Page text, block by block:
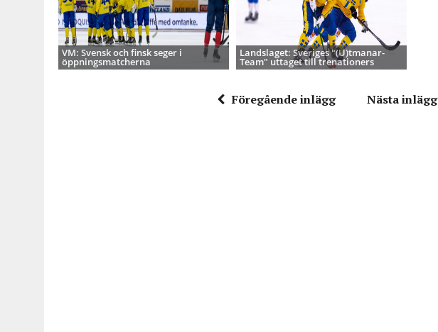
VM: Svensk och finsk seger i
öppningsmatcherna
Landslaget: Sveriges "(U)tmanar-
Team" uttaget till trenationers
Föregående inlägg Nästa inlägg